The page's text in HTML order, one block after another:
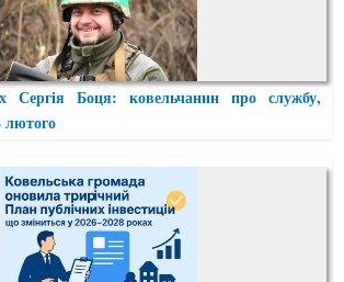
Сергія Боця: ковельчанин про службу,
лютого